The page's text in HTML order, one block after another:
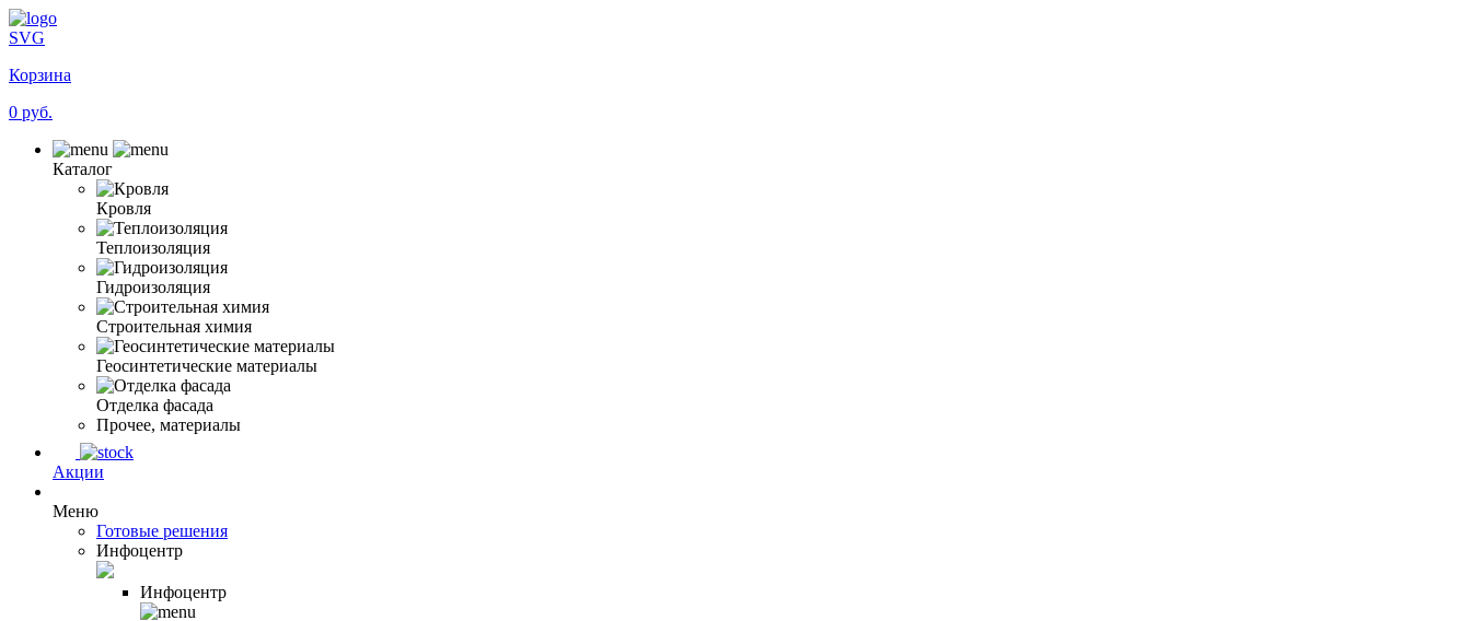
SVG
Корзина
0 руб.
Каталог
Кровля
Теплоизоляция
Гидроизоляция
Строительная химия
Геосинтетические материалы
Отделка фасада
Прочее, материалы
Акции
Меню
Готовые решения
Инфоцентр
Инфоцентр